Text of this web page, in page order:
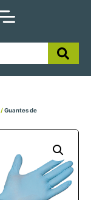
/Guantes de